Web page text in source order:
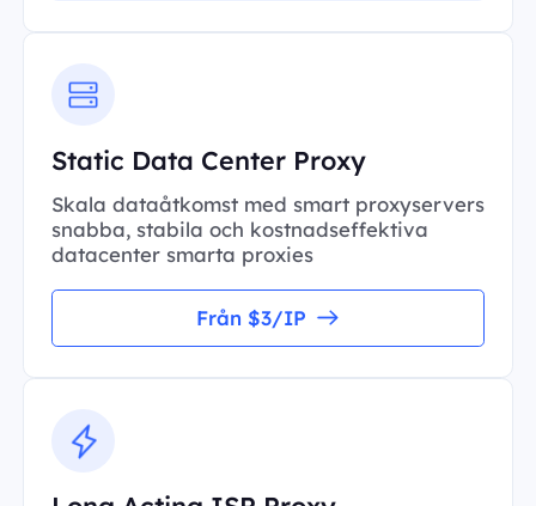
Static Data Center Proxy
Skala dataåtkomst med smart proxyservers
snabba, stabila och kostnadseffektiva
datacenter smarta proxies
Från $3/IP